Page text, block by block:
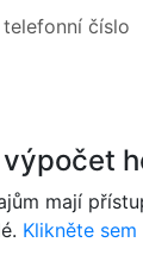
číslo
mají
Klikněte